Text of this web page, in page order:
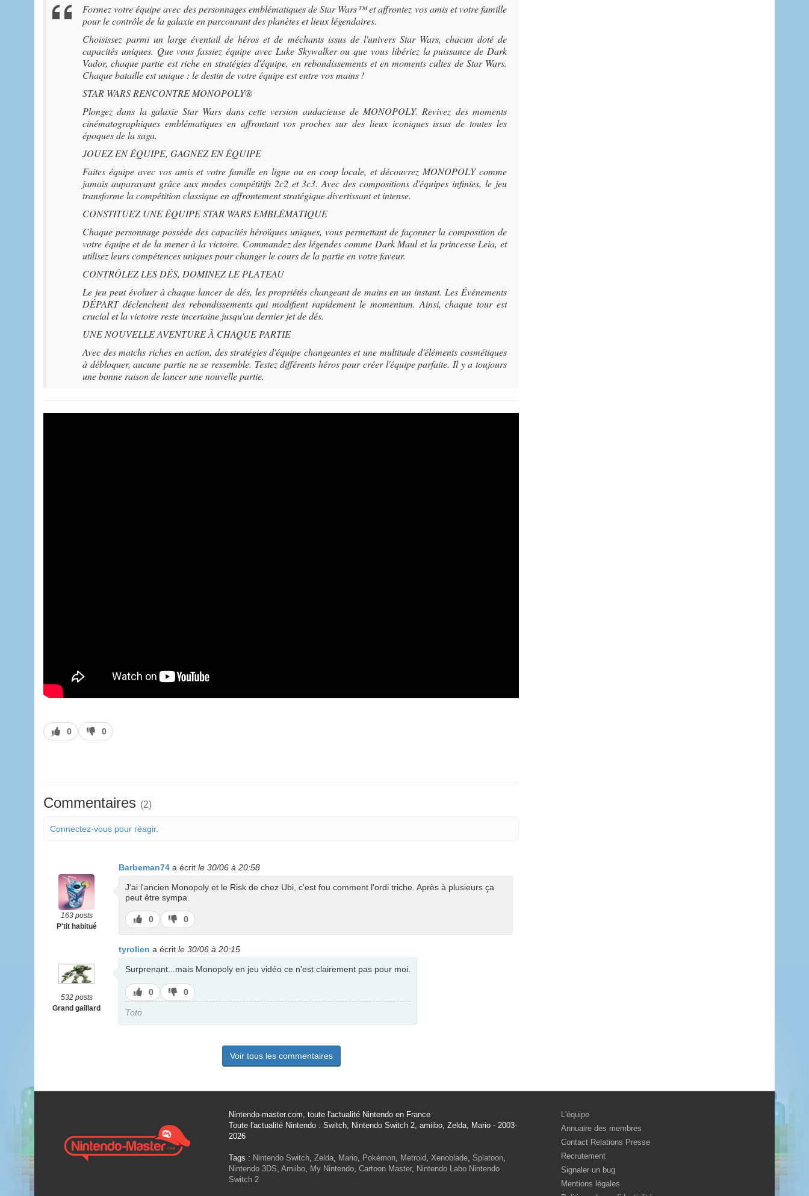
Formez votre équipe avec des personnages emblématiques de Star Wars™ et affrontez vos amis et votre famille
pour le contrôle de la galaxie en parcourant des planètes et lieux légendaires.
Choisissez parmi un large éventail de héros et de méchants issus de l'univers Star Wars, chacun doté de
capacités uniques. Que vous fassiez équipe avec Luke Skywalker ou que vous libériez la puissance de Dark
Vador, chaque partie est riche en stratégies d'équipe, en rebondissements et en moments cultes de Star Wars.
Chaque bataille est unique : le destin de votre équipe est entre vos mains !
STAR WARS RENCONTRE MONOPOLY®
Plongez dans la galaxie Star Wars dans cette version audacieuse de MONOPOLY. Revivez des moments
cinématographiques emblématiques en affrontant vos proches sur des lieux iconiques issus de toutes les
époques de la saga.
JOUEZ EN ÉQUIPE, GAGNEZ EN ÉQUIPE
Faites équipe avec vos amis et votre famille en ligne ou en coop locale, et découvrez MONOPOLY comme
jamais auparavant grâce aux modes compétitifs 2c2 et 3c3. Avec des compositions d'équipes infinies, le jeu
transforme la compétition classique en affrontement stratégique divertissant et intense.
CONSTITUEZ UNE ÉQUIPE STAR WARS EMBLÉMATIQUE
Chaque personnage possède des capacités héroïques uniques, vous permettant de façonner la composition de
votre équipe et de la mener à la victoire. Commandez des légendes comme Dark Maul et la princesse Leia, et
utilisez leurs compétences uniques pour changer le cours de la partie en votre faveur.
CONTRÔLEZ LES DÉS, DOMINEZ LE PLATEAU
Le jeu peut évoluer à chaque lancer de dés, les propriétés changeant de mains en un instant. Les Événements
DÉPART déclenchent des rebondissements qui modifient rapidement le momentum. Ainsi, chaque tour est
crucial et la victoire reste incertaine jusqu'au dernier jet de dés.
UNE NOUVELLE AVENTURE À CHAQUE PARTIE
Avec des matchs riches en action, des stratégies d'équipe changeantes et une multitude d'éléments cosmétiques
à débloquer, aucune partie ne se ressemble. Testez différents héros pour créer l'équipe parfaite. Il y a toujours
une bonne raison de lancer une nouvelle partie.
J’aime
0
J’aime
pas
0
Commentaires (2)
Connectez-vous pour réagir.
163 posts
P'tit habitué
Barbeman74 a écrit le 30/06 à 20:58
J'ai l'ancien Monopoly et le Risk de chez Ubi, c'est fou comment l'ordi triche. Après à plusieurs ça
peut être sympa.
J’aime
0
J’aime
pas
0
532 posts
Grand gaillard
tyrolien a écrit le 30/06 à 20:15
Surprenant...mais Monopoly en jeu vidéo ce n'est clairement pas pour moi.
J’aime
0
J’aime
pas
0
Toto
Voir tous les commentaires
Nintendo-master.com, toute l'actualité Nintendo en France
Toute l'actualité Nintendo : Switch, Nintendo Switch 2, amiibo, Zelda, Mario - 2003-
2026
Tags : Nintendo Switch, Zelda, Mario, Pokémon, Metroid, Xenoblade, Splatoon,
Nintendo 3DS, Amiibo, My Nintendo, Cartoon Master, Nintendo Labo Nintendo
Switch 2
L'équipe
Annuaire des membres
Contact Relations Presse
Recrutement
Signaler un bug
Mentions légales